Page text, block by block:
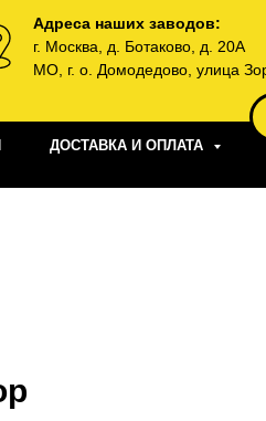
Адреса наших заводов:
г. Москва, д. Ботаково, д. 20А
МО, г. о. Домодедово, улица
ДОСТАВКА И ОПЛАТА